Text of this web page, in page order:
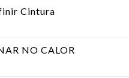
Cintura
NO CALOR